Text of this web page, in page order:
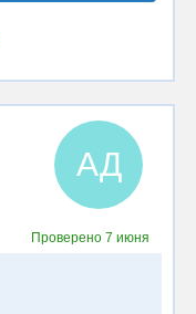
АД
Проверено7 июня